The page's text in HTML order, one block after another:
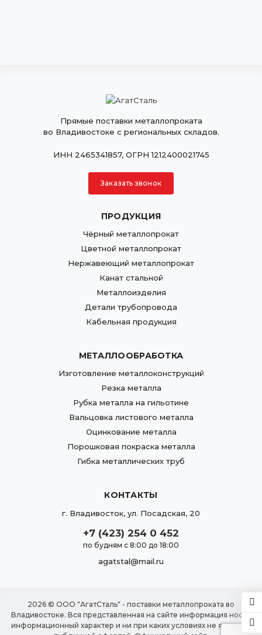
Прямые поставки металлопроката
во Владивостоке с региональных складов.
ИНН 2465341857, ОГРН 1212400021745
Заказать звонок
ПРОДУКЦИЯ
Чёрный металлопрокат
Цветной металлопрокат
Нержавеющий металлопрокат
Канат стальной
Металлоизделия
Детали трубопровода
Кабельная продукция
МЕТАЛЛООБРАБОТКА
Изготовление металлоконструкций
Резка металла
Рубка металла на гильотине
Вальцовка листового металла
Оцинкование металла
Порошковая покраска металла
Гибка металлических труб
КОНТАКТЫ
г. Владивосток, ул. Посадская, 20
+7 (423) 254 0 452
по будням с 8:00 до 18:00
agatstal@mail.ru
2026 © ООО "АгатСталь" - поставки металлопроката во
Владивостоке. Вся представленная на сайте информация носит
информационный характер и ни при каких условиях не является